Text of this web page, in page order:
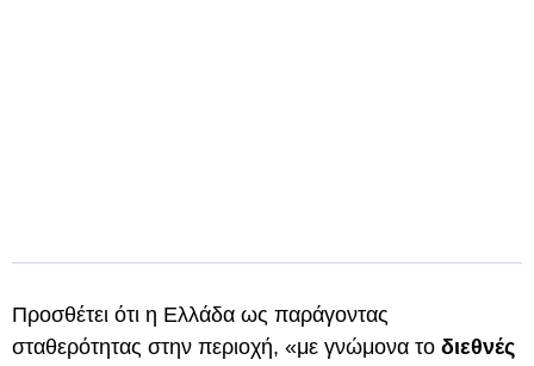
Προσθέτει ότι η Ελλάδα ως παράγοντας
σταθερότητας στην περιοχή, «με γνώμονα το διεθνές